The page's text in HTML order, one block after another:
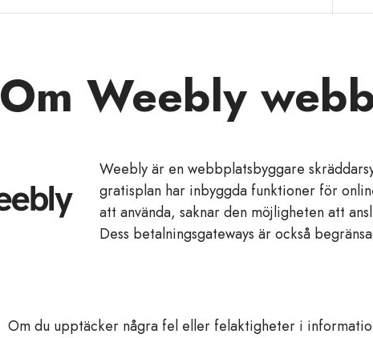
Om Weebly
Weebly är en webbplatsbyggare
gratisplan har inbyggda funktioner för
att använda, saknar den möjligheten att
Dess betalningsgateways är också
Om du upptäcker några fel eller felaktigheter i